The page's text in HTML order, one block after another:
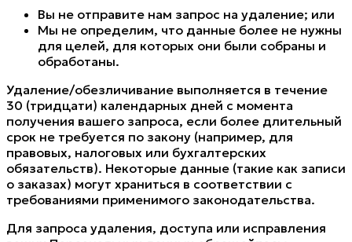
Вы не отправите нам запрос на удаление; или
Мы не определим, что данные более не нужны
для целей, для которых они были собраны и
обработаны.
Удаление/обезличивание выполняется в течение
30 (тридцати) календарных дней с момента
получения вашего запроса, если более длительный
срок не требуется по закону (например, для
правовых, налоговых или бухгалтерских
обязательств). Некоторые данные (такие как записи
о заказах) могут храниться в соответствии с
требованиями применимого законодательства.
Для запроса удаления, доступа или исправления